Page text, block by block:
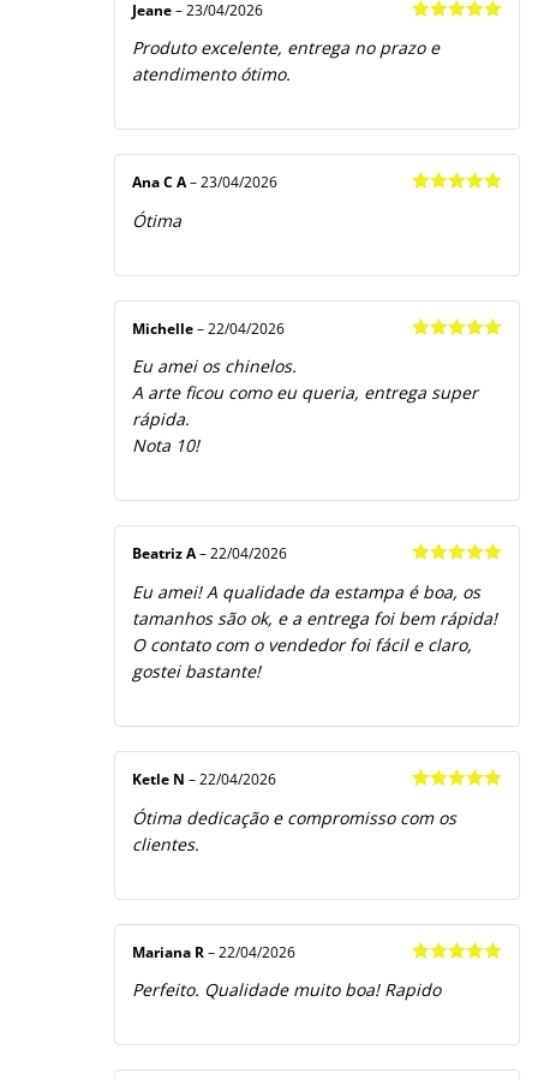
de 5
Jeane – 23/04/2026
Produto excelente, entrega no prazo e
atendimento ótimo.
Ana C A– 23/04/2026
Ótima
Michelle – 22/04/2026
Eu amei os chinelos.
A arte ficou como eu queria, entrega super
rápida.
Nota 10!
de 5
Beatriz A– 22/04/2026
Eu amei! A qualidade da estampa é boa, os
tamanhos são ok, e a entrega foi bem rápida!
O contato com o vendedor foi fácil e claro,
gostei bastante!
de 5
Ketle N – 22/04/2026
Ótima dedicação e compromisso com os
clientes.
de 5
Mariana R – 22/04/2026
Perfeito. Qualidade muito boa! Rapido